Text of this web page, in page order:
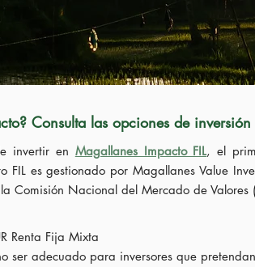
Consulta las opciones de
invertir en Magallanes Impacto FIL, el
FIL es gestionado por Magallanes Value
Comisión Nacional del Mercado de Valores
Renta Fija Mixta
ser adecuado para inversores que